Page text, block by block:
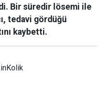
Bir süredir lösemi ile
tedavi gördüğü
kaybetti.